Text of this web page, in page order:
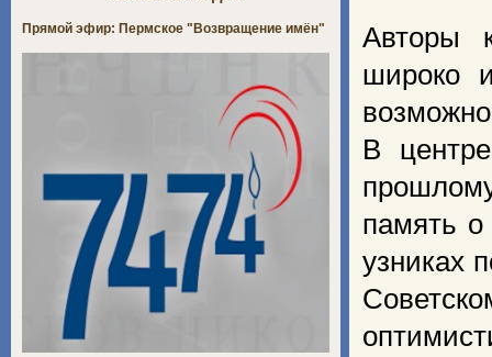
Авторы
широко
В
память о
узниках
Прямой эфир: Пермское "Возвращение имён"